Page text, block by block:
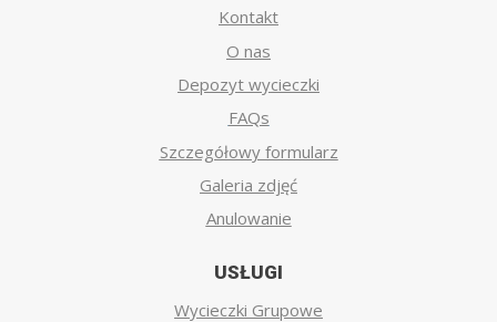
Kontakt
O nas
Depozyt wycieczki
FAQs
Szczegółowy formularz
Galeria zdjęć
Anulowanie
USŁUGI
Wycieczki Grupowe